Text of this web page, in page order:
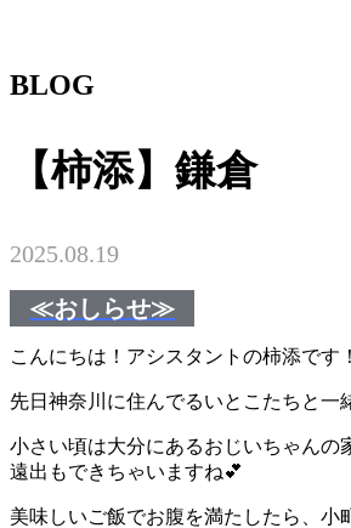
BLOG
【柿添】鎌倉
2025.08.19
≪おしらせ≫
こんにちは！アシスタントの柿添です！
先日神奈川に住んでるいとこたちと
小さい頃は大分にあるおじいちゃん
遠出もできちゃいますね💕
美味しいご飯でお腹を満たしたら、